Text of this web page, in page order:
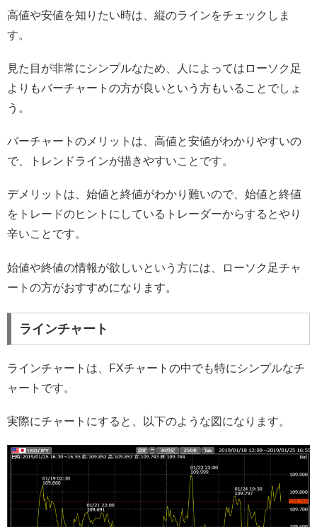
高値や安値を知りたい時は、縦のラインをチェックしま
す。
見た目が非常にシンプルなため、人によってはローソク足
よりもバーチャートの方が良いという方もいることでしょ
う。
バーチャートのメリットは、高値と安値がわかりやすいの
で、トレンドラインが描きやすいことです。
デメリットは、始値と終値がわかり難いので、始値と終値
をトレードのヒントにしているトレーダーからするとやり
辛いことです。
始値や終値の情報が欲しいという方には、ローソク足チャ
ートの方がおすすめになります。
ラインチャート
ラインチャートは、FXチャートの中でも特にシンプルなチ
ャートです。
実際にチャートにすると、以下のような図になります。